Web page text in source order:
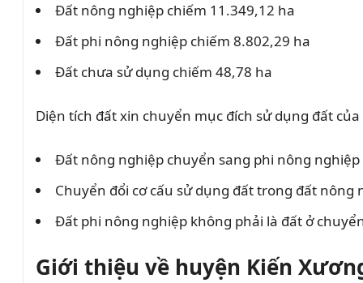
Đất nông nghiệp chiếm 11.349,12 ha
Đất phi nông nghiệp chiếm 8.802,29 ha
Đất chưa sử dụng chiếm 48,78 ha
Diện tích đất xin chuyển mục đích sử dụng đất
Đất nông nghiệp chuyển sang phi nông nghiệp
Chuyển đổi cơ cấu sử dụng đất trong đất nông
Đất phi nông nghiệp không phải là đất ở
Giới thiệu về huyện Kiến